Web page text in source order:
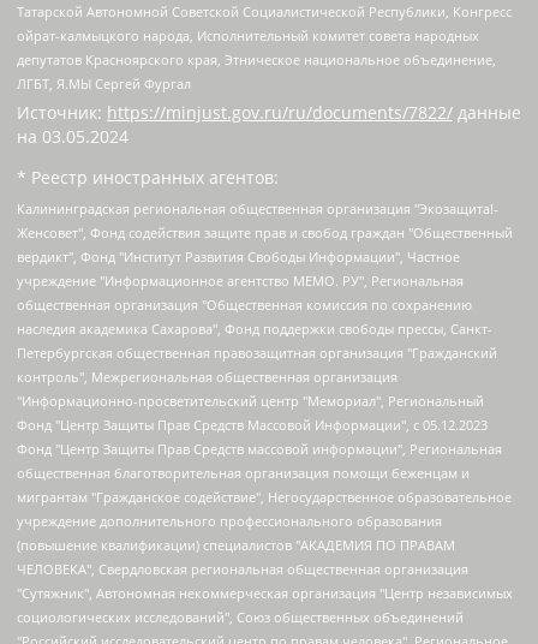
Татарской Автономной Советской Социалистической Республики, Конгресс
ойрат-калмыцкого народа, Исполнительный комитет совета народных
депутатов Красноярского края, Этническое национальное объединение,
ЛГБТ, Я.МЫ Сергей Фургал
Источник: https://minjust.gov.ru/ru/documents/7822/ данные
на 03.05.2024
* Реестр иностранных агентов:
Калининградская региональная общественная организация "Экозащита!-Женсовет", Фонд содействия защите прав и свобод граждан "Общественный вердикт", Фонд "Институт Развития Свободы Информации", Частное учреждение "Информационное агентство МЕМО. РУ", Региональная общественная организация "Общественная комиссия по сохранению наследия академика Сахарова", Фонд поддержки свободы прессы, Санкт-Петербургская общественная правозащитная организация "Гражданский контроль", Межрегиональная общественная организация "Информационно-просветительский центр "Мемориал", Региональный Фонд "Центр Защиты Прав Средств Массовой Информации", с 05.12.2023 Фонд "Центр Защиты Прав Средств массовой информации", Региональная общественная благотворительная организация помощи беженцам и мигрантам "Гражданское содействие", Негосударственное образовательное учреждение дополнительного профессионального образования (повышение квалификации) специалистов "АКАДЕМИЯ ПО ПРАВАМ ЧЕЛОВЕКА", Свердловская региональная общественная организация "Сутяжник", Автономная некоммерческая организация "Центр независимых социологических исследований", Союз общественных объединений "Российский исследовательский центр по правам человека", Региональное общественное учреждение научно-информационный центр "МЕМОРИАЛ", Некоммерческая организация "Фонд защиты гласности", Автономная некоммерческая организация "Институт прав человека", Городская общественная организация "Екатеринбургское общество "МЕМОРИАЛ", Городская общественная организация "Рязанское историко-просветительское и правозащитное общество "Мемориал" (Рязанский Мемориал), Челябинский региональный орган общественной самодеятельности – женское общественное объединение "Женщины Евразии", Челябинский региональный орган общественной самодеятельности "Уральская правозащитная группа", Фонд содействия защите здоровья и социальной справедливости имени Андрея Рылькова, Автономная Некоммерческая Организация "Аналитический Центр Юрия Левады", Автономная некоммерческая организация социальной поддержки населения "Проект Апрель", Региональная общественная организация помощи женщинам и детям, находящимся в кризисной ситуации "Информационно-методический центр "Анна", Фонд содействия развитию массовых коммуникаций и правовому просвещению "Так-так-Так", Фонд содействия устойчивому развитию "Серебряная тайга", Свердловский региональный общественный фонд социальных проектов "Новое время", "Idel.Реалии", Кавказ.Реалии, Крым.Реалии, Телеканал Настоящее Время, Татаро-башкирская служба Радио Свобода (Azatliq Radiosi), Радио Свободная Европа/Радио Свобода (PCE/PC), "Сибирь.Реалии", "Фактограф", Благотворительный фонд помощи осужденным и их семьям, Автономная некоммерческая организация "Институт глобализации и социальных движений", Фонд "В защиту прав заключенных", Частное учреждение "Центр поддержки и содействия развитию средств массовой информации", Пензенский региональный общественный благотворительный фонд "Гражданский союз", "Север.Реалии", Некоммерческая организация Фонд "Правовая инициатива", Общество с ограниченной ответственностью "Радио Свободная Европа/Радио Свобода", Чешское информационное агентство "MEDIUM-ORIENT", Красноярская региональная общественная организация "Мы против СПИДа", Камалягин Денис Николаевич, Маркелов Сергей Евгеньевич, Пономарев Лев Александрович, Савицкая Людмила Алексеевна, Автономная некоммерческая организация "Центр по работе с проблемой насилия "НАСИЛИЮ.НЕТ", Межрегиональный профессиональный союз работников здравоохранения "Альянс врачей", Юридическое лицо, зарегистрированное в Латвийской Республике, SIA "Medusa Project" (регистрационный номер 40103797863, дата регистрации 10.06.2014), Некоммерческая организация "Фонд по борьбе с коррупцией", Автономная некоммерческая организация "Институт права и публичной политики", Баданин Роман Сергеевич, Гликин Максим Александрович, Железнова Мария Михайловна, Лукьянова Юлия Сергеевна, Маетная Елизавета Витальевна, Маняхин Петр Борисович, Чуракова Ольга Владимировна, Ярош Юлия Петровна, Юридическое лицо "The Insider SIA", зарегистрированное в Риге, Латвийская Республика (дата регистрации 26.06.2015), являющееся администратором доменного имени интернет-издания "The Insider SIA", https://theins.ru, Постернак Алексей Евгеньевич, Рубин Михаил Аркадьевич, Анин Роман Александрович, Юридическое лицо Istories fonds, зарегистрированное в Латвийской Республике (регистрационный номер 50008295751, дата регистрации 24.02.2020), Великовский Дмитрий Александрович, Долинина Ирина Николаевна, Мароховская Алеся Алексеевна, Шлейнов Роман Юрьевич, Шмагун Олеся Валентиновна, Общество с ограниченной ответственностью "Альтаир 2021", Общество с ограниченной ответственностью "Вега 2021", Общество с ограниченной ответственностью "Главный редактор 2021", Общество с ограниченной ответственностью "Ромашки монолит", Важенков Артем Валерьевич, Ивановская областная общественная организация "Центр гендерных исследований", Гурман Юрий Альбертович, Медиапроект "ОВД-Инфо", Егоров Владимир Владимирович, Жилинский Владимир Александрович, Общество с ограниченной ответственностью "ЗП", Иванова София Юрьевна, Карезина Инна Павловна, Кильтау Екатерина Викторовна, Петров Алексей Викторович, Пискунов Сергей Евгеньевич, Смирнов Сергей Сергеевич, Тихонов Михаил Сергеевич, Общество с ограниченной ответственностью "ЖУРНАЛИСТ-ИНОСТРАННЫЙ АГЕНТ", Арапова Галина Юрьевна, Вольтская Татьяна Анатольевна, Американская компания "Mason G.E.S. Anonymous Foundation" (США), являющаяся владельцем интернет-издания https://mnews.world/, Компания "Stichting Bellingcat", зарегистрированная в Нидерландах (дата регистрации 11.07.2018), Захаров Андрей Вячеславович, Клепиковская Екатерина Дмитриевна, Общество с ограниченной ответственностью "МЕМО", Перл Роман Александрович, Симонов Евгений Алексеевич, Соловьева Елена Анатольевна, Сотников Даниил Владимирович, Сурначева Елизавета Дмитриевна, Автономная некоммерческая организация по защите прав человека и информированию населения "Якутия – Наше Мнение", Общество с ограниченной ответственностью "Москоу диджитал медиа", с 26.01.2023 Общество с ограниченной ответственностью "Чайка Белые сады", Ветошкина Валерия Валерьевна, Заговора Максим Александрович, Межрегиональное общественное движение "Российская ЛГБТ - сеть", Оленичев Максим Владимирович, Павлов Иван Юрьевич, Скворцова Елена Сергеевна, Общество с ограниченной ответственностью "Как бы инагент", Кочетков Игорь Викторович, Общество с ограниченной ответственностью "Честные выборы", Еланчик Олег Александрович, Общество с ограниченной ответственностью "Нобелевский призыв", Гималова Регина Эмилевна, Григорьев Андрей Валерьевич, Григорьева Алина Александровна, Ассоциация по содействию защите прав призывников, альтернативнослужащих и военнослужащих "Правозащитная группа "Гражданин.Армия.Право", Хисамова Регина Фаритовна, Автономная некоммерческая организация по реализации социально-правовых программ "Лилит", Дальневосточное общественное движение "Маяк", Санкт-Петербургская ЛГБТ-инициативная группа "Выход", Инициативная группа ЛГБТ+ "Реверс", Алексеев Андрей Викторович, Бекбулатова Таисия Львовна, Беляев Иван Михайлович, Владыкина Елена Сергеевна, Гельман Марат Александрович, Никульшина Вероника Юрьевна, Толоконникова Надежда Андреевна, Шендерович Виктор Анатольевич, Общество с ограниченной ответственностью "Данное сообщение", Общество с ограниченной ответственностью Издательский дом "Новая глава", Айнбиндер Александра Александровна, Московский комьюнити-центр для ЛГБТ+инициатив, Благотворительный фонд развития филантропии, Deutsche Welle (Германия, Kurt-Schumacher-Strasse 3, 53113 Bonn), Борзунова Мария Михайловна, Воробьев Виктор Викторович, Голубева Анна Львовна, Константинова Алла Михайловна, Малкова Ирина Владимировна, Мурадов Мурад Абдулгалимович, Осетинская Елизавета Николаевна, Понасенков Евгений Николаевич, Ганапольский Матвей Юрьевич, Киселев Евгений Алексеевич, Борухович Ирина Григорьевна, Дремин Иван Тимофеевич, Дубровский Дмитрий Викторович, Красноярская региональная общественная организация поддержки и развития альтернативных образовательных технологий и межкультурных коммуникаций "ИНТЕРРА", Маяковская Екатерина Алексеевна, Фейгин Марк Захарович, Филимонов Андрей Викторович, Дзугкоева Регина Николаевна, Доброхотов Роман Александрович, Дудь Юрий Александрович, Елкин Сергей Владимирович, Кругликов Кирилл Игоревич, Сабунаева Мария Леонидовна, Семенов Алексей Владимирович, Шаинян Карен Багратович, Шульман Екатерина Михайловна, Асафьев Артур Валерьевич, Вахштайн Виктор Семенович, Венедиктов Алексей Алексеевич, Лушникова Екатерина Евгеньевна, Волков Леонид Михайлович, Невзоров Александр Глебович, Пархоменко Сергей Борисович, Сироткин Ярослав Николаевич, Кара-Мурза Владимир Владимирович, Баранова Наталья Владимировна, Гозман Леонид Яковлевич, Кагарлицкий Борис Юльевич, Климарев Михаил Валерьевич, Милов Владимир Станиславович, Автономная некоммерческая организация Краснодарский центр современного искусства "Типография", Моргенштерн Алишер Тагирович, Соболь Любовь Эдуардовна, Общество с ограниченной ответственностью "ЛИЗА НОРМ", Каспаров Гарри Кимович, Ходорковский Михаил Борисович, Общество с ограниченной ответственностью "Апрельские тезисы", Данилович Ирина Брониславовна, Кашин Олег Владимирович, Петров Николай Владимирович, Пивоваров Алексей Владимирович, Соколов Михаил Владимирович, Цветкова Юлия Владимировна, Чичваркин Евгений Александрович, Комитет против пыток/Команда против пыток, Общество с ограниченной ответственностью "Первый научный", Общество с ограниченной ответственностью "Вертолет и ко", Белоцерковская Вероника Борисовна, Кац Максим Евгеньевич, Лазарева Татьяна Юрьевна, Шаведдинов Руслан Табризович, Яшин Илья Валерьевич, Общество с ограниченной ответственностью "Иноагент ААВ", Алешковский Дмитрий Петрович, Альбац Евгения Марковна, Быков Дмитрий Львович, Галямина Юлия Евгеньевна, Лойко Сергей Леонидович, Мартынов Кирилл Константинович, Медведев Сергей Александрович, Крашенинников Федор Геннадиевич, Гордеева Катерина Вл